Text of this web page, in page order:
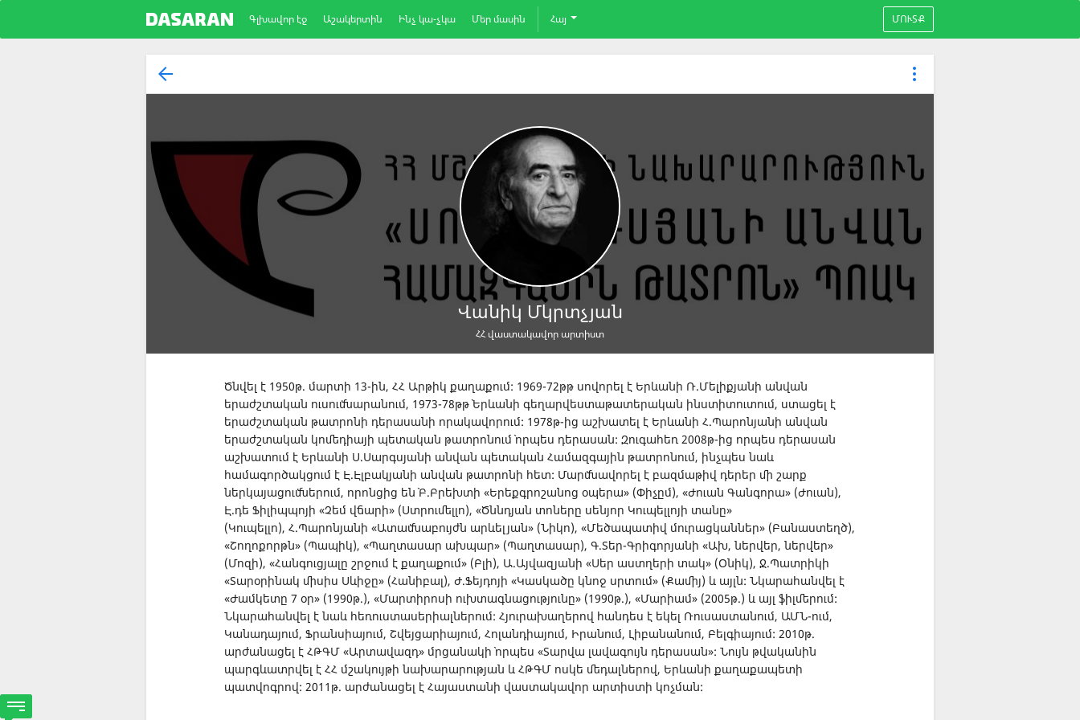
Գլխավոր էջ Աշակերտին Ինչ կա-չկա Մեր մասին Հայ ՄՈՒՏՔ
Վանիկ Մկրտչյան
ՀՀ վաստակավոր արտիստ
Ծնվել է 1950թ. մարտի 13-ին, ՀՀ Արթիկ քաղաքում: 1969-72թթ սովորել է Երևանի Ռ.Մելիքյանի անվան
երաժշտական ուսումնարանում, 1973-78թթ` Երևանի գեղարվեստաթատերական ինստիտուտում, ստացել է
երաժշտական թատրոնի դերասանի որակավորում: 1978թ-ից աշխատել է Երևանի Հ.Պարոնյանի անվան
երաժշտական կոմեդիայի պետական թատրոնում` որպես դերասան: Զուգահեռ 2008թ-ից որպես դերասան
աշխատում է Երևանի Ս.Սարգսյանի անվան պետական Համազգային թատրոնում, ինչպես նաև
համագործակցում է Է.Էլբակյանի անվան թատրոնի հետ: Մարմնավորել է բազմաթիվ դերեր մի շարք
ներկայացումներում, որոնցից են` Բ.Բրեխտի «Երեքգրոշանոց օպերա» (Փիչըմ), «Ժուան Գանգորա» (Ժուան),
Է.դե Ֆիլիպպոյի «Չեմ վճարի» (Ստրումելլո), «Ծննդյան տոները սենյոր Կուպելլոյի տանը»
(Կուպելլո), Հ.Պարոնյանի «Ատամնաբույժն արևելյան» (Նիկո), «Մեծապատիվ մուրացկաններ» (Բանաստեղծ),
«Շողոքորթն» (Պապիկ), «Պաղտասար ախպար» (Պաղտասար), Գ.Տեր-Գրիգորյանի «Ախ, ներվեր, ներվեր»
(Մոզի), «Հանգուցյալը շրջում է քաղաքում» (Բլի), Ա.Այվազյանի «Սեր աստղերի տակ» (Օնիկ), Ջ.Պատրիկի
«Տարօրինակ միսիս Սևիջը» (Հանիբալ), Ժ.Ֆեյդոյի «Կասկածը կնոջ սրտում» (Քամիյ) և այլն: Նկարահանվել է
«Ժամկետը 7 օր» (1990թ.), «Մարտիրոսի ուխտագնացությունը» (1990թ.), «Մարիամ» (2005թ.) և այլ ֆիլմերում:
Նկարահանվել է նաև հեռուստասերիալներում: Հյուրախաղերով հանդես է եկել Ռուսաստանում, ԱՄՆ-ում,
Կանադայում, Ֆրանսիայում, Շվեյցարիայում, Հոլանդիայում, Իրանում, Լիբանանում, Բելգիայում: 2010թ.
արժանացել է ՀԹԳՄ «Արտավազդ» մրցանակի` որպես «Տարվա լավագույն դերասան»: Նույն թվականին
պարգևատրվել է ՀՀ մշակույթի նախարարության և ՀԹԳՄ ոսկե մեդալներով, Երևանի քաղաքապետի
պատվոգրով: 2011թ. արժանացել է Հայաստանի վաստակավոր արտիստի կոչման: